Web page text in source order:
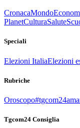
CronacaMondo
PlanetCulturaSalute
Speciali
Elezioni ItaliaElezioni
Rubriche
Oroscopo
Tgcom24 Consiglia